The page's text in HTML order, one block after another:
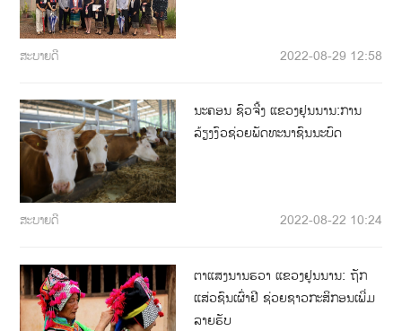
ສະບາຍດີ 2022-08-29 12:58
ນະຄອນ ຊົວຈີ້ງ ແຂວງຢຸນນານ:ການ
ລ້ຽງງົວຊ່ວຍພັດທະນາຊົນນະບົດ
ສະບາຍດີ 2022-08-22 10:24
ຕາແສງນານຮວາ ແຂວງຢູນນານ: ຖັກ
ແສ່ວຊົນເຜົ່າຢີ ຊ່ວຍຊາວກະສິກອນເພີ່ມ
ລາຍຮັບ